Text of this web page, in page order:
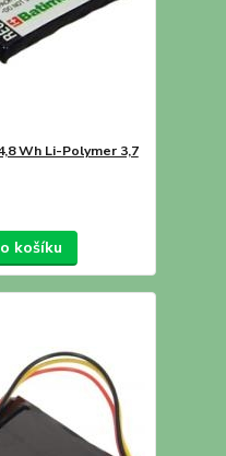
Wh Li-Polymer 3,7
košíku